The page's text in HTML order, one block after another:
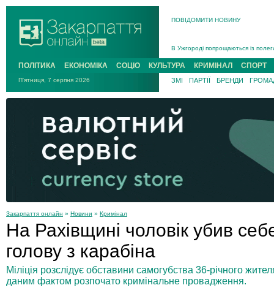
ПОВІДОМИТИ НОВИНУ
В Ужгороді попрощаються із
В Ужгороді 5 серпня
Підтвердили загибель
На війні з рф поліг військовий з
На Хустщині внаслідок ДТП за
Інструктора районного ТЦК на
ПОЛІТИКА ЕКОНОМІКА СОЦІО КУЛЬТУРА КРИМІНАЛ СПОРТ
П'ятниця, 7 серпня 2026 ЗМІ ПАРТІЇ БРЕНДИ
Закарпаття онлайн » Новини » Кримінал
На Рахівщині чоловік убив
голову з карабіна
Міліція розслідує обставини самогубства 36-річного
даним фактом розпочато кримінальне провадження.